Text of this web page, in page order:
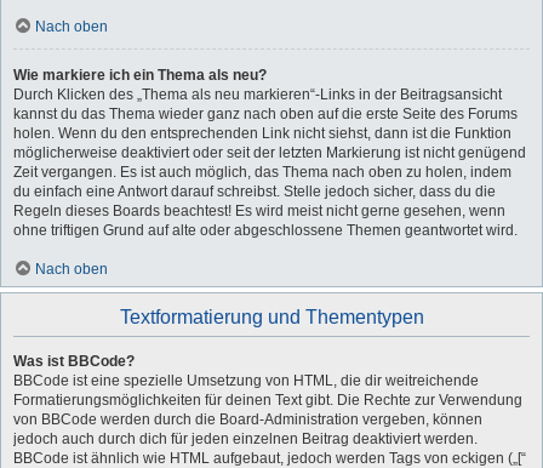
Nach oben
Wie markiere ich ein Thema als neu?
Durch Klicken des „Thema als neu markieren“-Links in der Beitragsansicht
kannst du das Thema wieder ganz nach oben auf die erste Seite des Forums
holen. Wenn du den entsprechenden Link nicht siehst, dann ist die Funktion
möglicherweise deaktiviert oder seit der letzten Markierung ist nicht genügend
Zeit vergangen. Es ist auch möglich, das Thema nach oben zu holen, indem
du einfach eine Antwort darauf schreibst. Stelle jedoch sicher, dass du die
Regeln dieses Boards beachtest! Es wird meist nicht gerne gesehen, wenn
ohne triftigen Grund auf alte oder abgeschlossene Themen geantwortet wird.
Nach oben
Textformatierung und Thementypen
Was ist BBCode?
BBCode ist eine spezielle Umsetzung von HTML, die dir weitreichende
Formatierungsmöglichkeiten für deinen Text gibt. Die Rechte zur Verwendung
von BBCode werden durch die Board-Administration vergeben, können
jedoch auch durch dich für jeden einzelnen Beitrag deaktiviert werden.
BBCode ist ähnlich wie HTML aufgebaut, jedoch werden Tags von eckigen („[“